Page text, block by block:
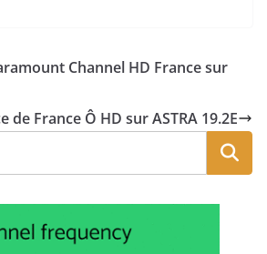
Channel HD France sur
de France Ô HD sur ASTRA 19.2E